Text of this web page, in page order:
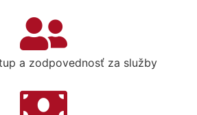
a zodpovednosť za služby